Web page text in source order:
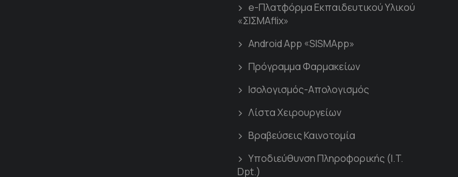
e-Πλατφόρμα Εκπαιδευτικού Υλικού
«ΣΙΣΜΑflix»
Android App «SISMApp»
Πρόγραμμα Φαρμακείων
Ισολογισμός-Απολογισμός
Λίστα Χειρουργείων
Βραβεύσεις Καινοτομία
Υποδιεύθυνση Πληροφορικής (I.T.
Dpt.)